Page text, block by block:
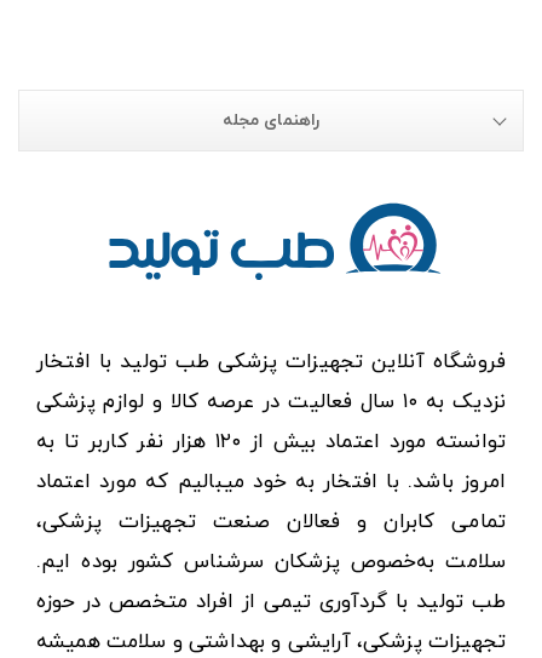
راهنمای مجله
فروشگاه آنلاین تجهیزات پزشکی طب تولید با افتخار
نزدیک به ۱۰ سال فعالیت در عرصه کالا و لوازم پزشکی
توانسته مورد اعتماد بیش از ۱۲۰ هزار نفر کاربر تا به
امروز باشد. با افتخار به خود میبالیم که مورد اعتماد
تمامی کابران و فعالان صنعت تجهیزات پزشکی،
سلامت به‌خصوص پزشکان سرشناس کشور بوده ایم.
طب تولید با گردآوری تیمی از افراد متخصص در حوزه
تجهیزات پزشکی، آرایشی و بهداشتی و سلامت همیشه